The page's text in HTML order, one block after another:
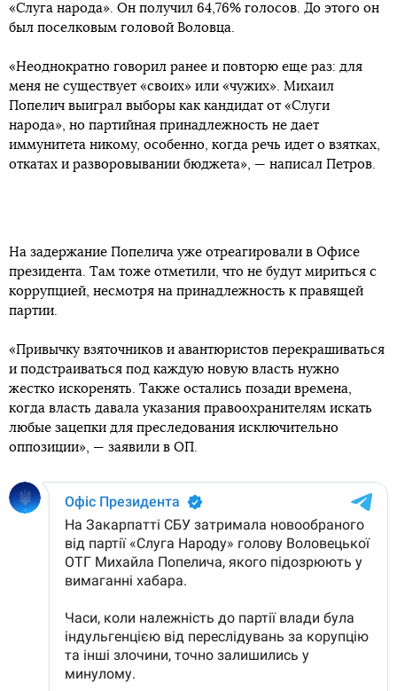
«Слуга народа». Он получил 64,76% голосов. До этого он
был поселковым головой Воловца.
«Неоднократно говорил ранее и повторю еще раз: для
меня не существует «своих» или «чужих». Михаил
Попелич выиграл выборы как кандидат от «Слуги
народа», но партийная принадлежность не дает
иммунитета никому, особенно, когда речь идет о взятках,
откатах и разворовывании бюджета», — написал Петров.
На задержание Попелича уже отреагировали в Офисе
президента. Там тоже отметили, что не будут мириться с
коррупцией, несмотря на принадлежность к правящей
партии.
«Привычку взяточников и авантюристов перекрашиваться
и подстраиваться под каждую новую власть нужно
жестко искоренять. Также остались позади времена,
когда власть давала указания правоохранителям искать
любые зацепки для преследования исключительно
оппозиции», — заявили в ОП.